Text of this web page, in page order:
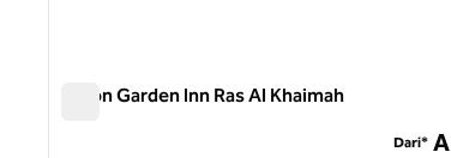
Hilton Garden Inn Ras Al Khaimah
Dari*